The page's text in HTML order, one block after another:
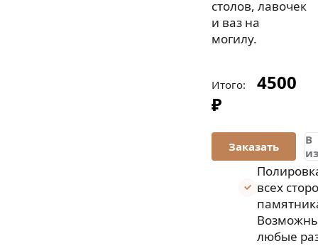
столов, лавочек
и ваз на
могилу.
Итого:
4500
₽
В
всех
любые